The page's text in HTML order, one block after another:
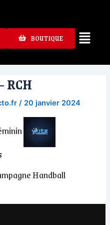
BOUTIQUE
RCH
/ 20 janvier 2024
Handball